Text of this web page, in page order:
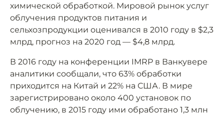
химической обработкой. Мировой рынок услуг
облучения продуктов питания и
сельхозпродукции оценивался в 2010 году в $2,3
млрд, прогноз на 2020 год — $4,8 млрд.
В 2016 году на конференции IMRP в Ванкувере
аналитики сообщали, что 63% обработки
приходится на Китай и 22% на США. В мире
зарегистрировано около 400 установок по
облучению, в 2015 году ими обработано 1,3 млн